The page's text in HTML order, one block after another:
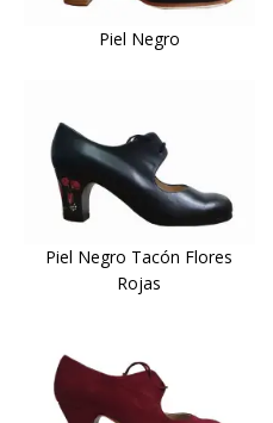
Piel Negro
Piel Negro Tacón Flores
Rojas